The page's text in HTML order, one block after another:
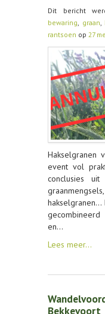
Dit bericht
bewaring, graan,
rantsoen op 27
Hakselgranen
event vol
conclusies
hakselgranen…
en…
Lees meer…
Bekkevoort